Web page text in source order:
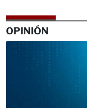
OPINIÓN